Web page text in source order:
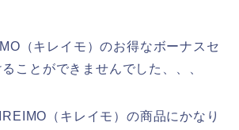
（キレイモ）のお得なボーナスセ
ことができませんでした、、、
（キレイモ）の商品にかなり